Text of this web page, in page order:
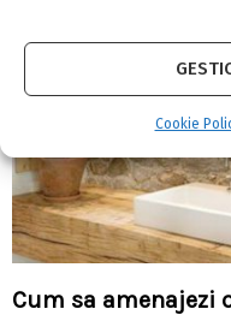
Cookie
Cum sa amenajezi